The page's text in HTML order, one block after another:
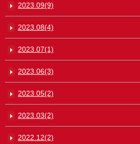
2023.09(9)
2023.08(4)
2023.07(1)
2023.06(3)
2023.05(2)
2023.03(2)
2022.12(2)